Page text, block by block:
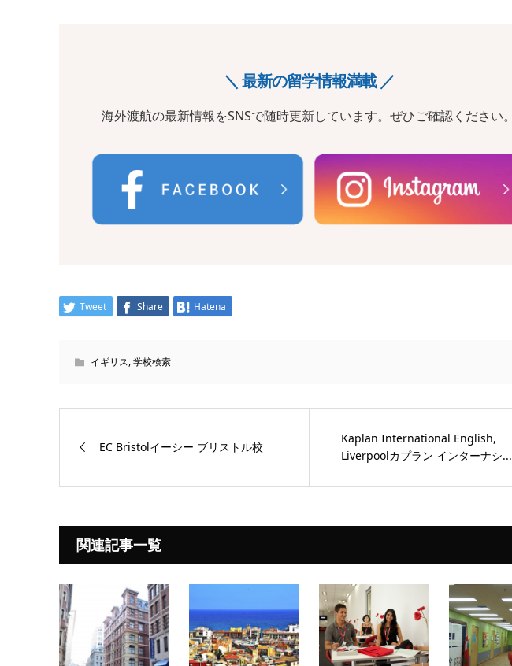
＼ 最新の留学情報満載 ／
海外渡航の最新情報をSNSで随時更新しています。ぜひご確認ください。
Tweet Share Hatena
イギリス,学校検索
EC Bristolイーシー ブリストル校
Kaplan International English,
Liverpoolカプラン インターナシ...
関連記事一覧